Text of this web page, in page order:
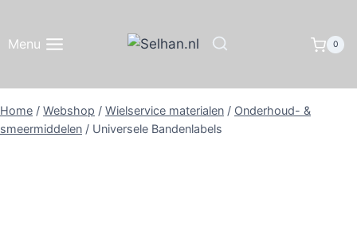
inhoud
Menu 0
Home / Webshop / Wielservice materialen / Onderhoud- &
smeermiddelen / Universele Bandenlabels